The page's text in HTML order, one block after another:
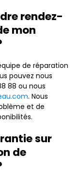
rendez-
mon
de réparation
pouvez nous
88 ou nous
. Nous
et de
sur
de